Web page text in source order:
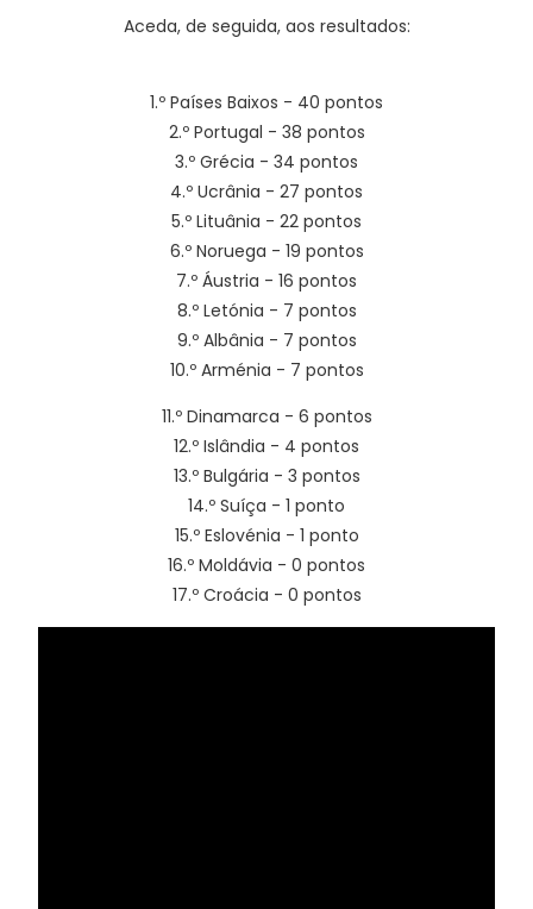
Aceda, de seguida, aos resultados:
1.º Países Baixos - 40 pontos
2.º Portugal - 38 pontos
3.º Grécia - 34 pontos
4.º Ucrânia - 27 pontos
5.º Lituânia - 22 pontos
6.º Noruega - 19 pontos
7.º Áustria - 16 pontos
8.º Letónia - 7 pontos
9.º Albânia - 7 pontos
10.º Arménia - 7 pontos
11.º Dinamarca - 6 pontos
12.º Islândia - 4 pontos
13.º Bulgária - 3 pontos
14.º Suíça - 1 ponto
15.º Eslovénia - 1 ponto
16.º Moldávia - 0 pontos
17.º Croácia - 0 pontos